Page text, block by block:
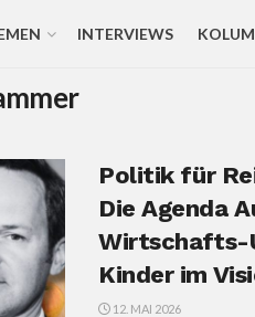
INTERVIEWS
Politik für
Die Agenda
Wirtschafts-
Kinder im
12. MAI 2026